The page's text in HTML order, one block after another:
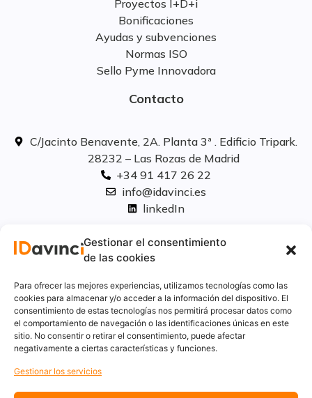
Gestionar el consentimiento
de las cookies
Para ofrecer las mejores experiencias, utilizamos tecnologías como las
cookies para almacenar y/o acceder a la información del dispositivo. El
consentimiento de estas tecnologías nos permitirá procesar datos como
el comportamiento de navegación o las identificaciones únicas en este
sitio. No consentir o retirar el consentimiento, puede afectar
negativamente a ciertas características y funciones.
Gestionar los servicios
Proyectos I+D+i
Bonificaciones
Ayudas y subvenciones
Normas ISO
Sello Pyme Innovadora
Contacto
C/Jacinto Benavente, 2A. Planta 3ª . Edificio Tripark.
28232 – Las Rozas de Madrid
+34 91 417 26 22
info@idavinci.es
linkedIn
Políticas legales
Aviso Legal
Privacidad
Cookies
Innovación
Calidad y medio ambiente